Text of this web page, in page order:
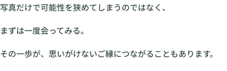
写真だけで可能性を狭めてしまうのではなく、
まずは一度会ってみる。
その一歩が、思いがけないご縁につながることもあります。